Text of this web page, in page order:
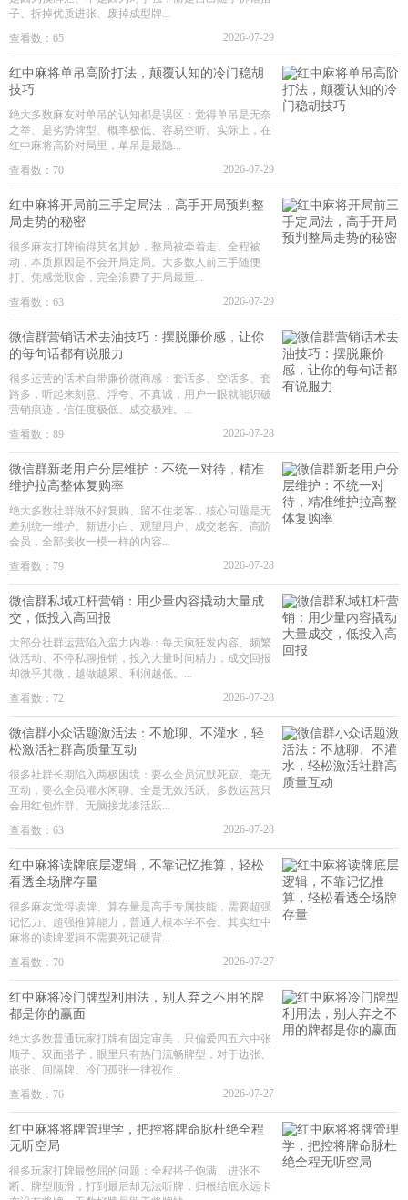
子、拆掉优质进张、废掉成型牌...
查看数：65
2026-07-29
红中麻将单吊高阶打法，颠覆认知的冷门稳胡
技巧
绝大多数麻友对单吊的认知都是误区：觉得单吊是无奈
之举、是劣势牌型、概率极低、容易空听。实际上，在
红中麻将高阶对局里，单吊是最隐...
查看数：70
2026-07-29
红中麻将开局前三手定局法，高手开局预判整
局走势的秘密
很多麻友打牌输得莫名其妙，整局被牵着走、全程被
动，本质原因是不会开局定局。大多数人前三手随便
打、凭感觉取舍，完全浪费了开局最重...
查看数：63
2026-07-29
微信群营销话术去油技巧：摆脱廉价感，让你
的每句话都有说服力
很多运营的话术自带廉价微商感：套话多、空话多、套
路多，听起来刻意、浮夸、不真诚，用户一眼就能识破
营销痕迹，信任度极低、成交极难。...
查看数：89
2026-07-28
微信群新老用户分层维护：不统一对待，精准
维护拉高整体复购率
绝大多数社群做不好复购、留不住老客，核心问题是无
差别统一维护。新进小白、观望用户、成交老客、高阶
会员，全部接收一模一样的内容...
查看数：79
2026-07-28
微信群私域杠杆营销：用少量内容撬动大量成
交，低投入高回报
大部分社群运营陷入蛮力内卷：每天疯狂发内容、频繁
做活动、不停私聊推销，投入大量时间精力，成交回报
却微乎其微，越做越累、利润越低。...
查看数：72
2026-07-28
微信群小众话题激活法：不尬聊、不灌水，轻
松激活社群高质量互动
很多社群长期陷入两极困境：要么全员沉默死寂、毫无
互动，要么全员灌水闲聊、全是无效活跃。多数运营只
会用红包炸群、无脑接龙凑活跃...
查看数：63
2026-07-28
红中麻将读牌底层逻辑，不靠记忆推算，轻松
看透全场牌存量
很多麻友觉得读牌、算存量是高手专属技能，需要超强
记忆力、超强推算能力，普通人根本学不会。其实红中
麻将的读牌逻辑不需要死记硬背...
查看数：70
2026-07-27
红中麻将冷门牌型利用法，别人弃之不用的牌
都是你的赢面
绝大多数普通玩家打牌有固定审美，只偏爱四五六中张
顺子、双面搭子，眼里只有热门流畅牌型，对于边张、
嵌张、间隔牌、冷门孤张一律视作...
查看数：76
2026-07-27
红中麻将将牌管理学，把控将牌命脉杜绝全程
无听空局
很多玩家打牌最憋屈的问题：全程搭子饱满、进张不
断、牌型顺滑，打到最后却无法听牌，归根结底永远卡